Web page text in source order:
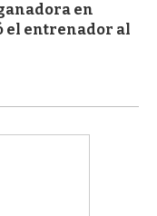
en
el entrenador al